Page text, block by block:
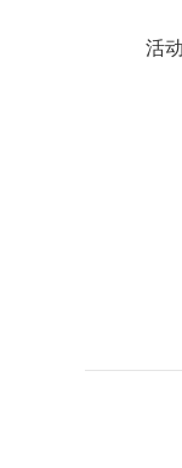
公
活
公
受
2.
来